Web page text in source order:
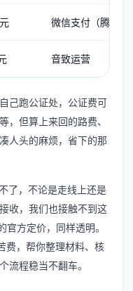
微信支付（腾讯收
音致运营
己跑公证处，公证费可
，但算上来回的路费、
人头的麻烦，省下的那
了，不论是走线上还是
收，我们也接触不到这
方定价，同样透明。
费，帮你整理材料、核
流程稳当不翻车。